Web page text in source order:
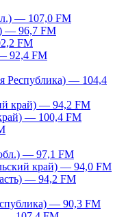
— 107,0 FM
— 96,7 FM
FM
92,4 FM
Республика) — 104,4
край) — 94,2 FM
— 100,4 FM
— 97,1 FM
край) — 94,0 FM
— 94,2 FM
— 90,3 FM